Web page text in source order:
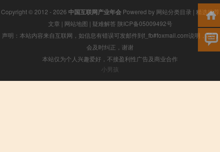
Copyright © 2012 - 2026 中国互联网产业年会Powered by 网站分类目录 | 精选推荐
文章 | 网站地图 | 疑难解答 陕ICP备05009492号
声明：本站内容来自互联网，如信息有错误可发邮件到f_fb#foxmail.com说明，我们
会及时纠正，谢谢
本站仅为个人兴趣爱好，不接盈利性广告及商业合作
小男孩